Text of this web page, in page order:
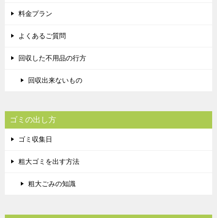
料金プラン
よくあるご質問
回収した不用品の行方
回収出来ないもの
ゴミの出し方
ゴミ収集日
粗大ゴミを出す方法
粗大ごみの知識